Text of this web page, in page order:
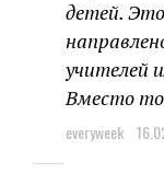
детей.
учителей
Вместо
everyweek